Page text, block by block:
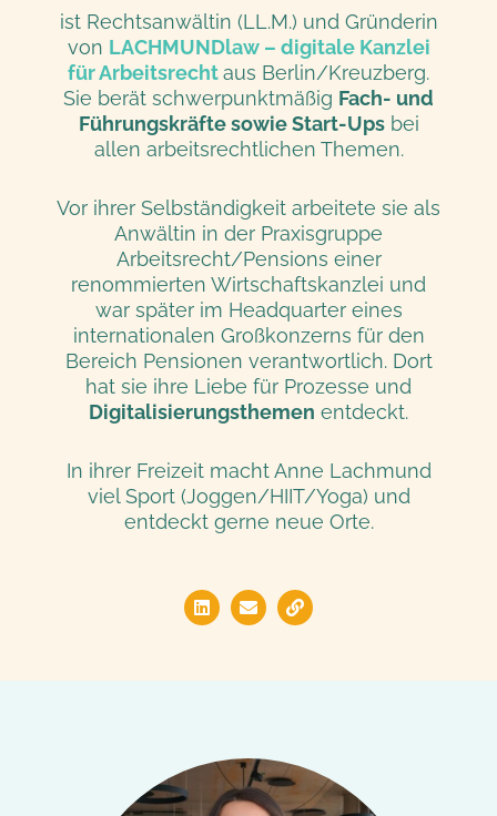
ist Rechtsanwältin (LL.M.) und Gründerin
von LACHMUNDlaw – digitale Kanzlei
für Arbeitsrechtaus Berlin/Kreuzberg.
Sie berät schwerpunktmäßig Fach- und
Führungskräfte sowie Start-Upsbei
allen arbeitsrechtlichen Themen.
Vor ihrer Selbständigkeit arbeitete sie als
Anwältin in der Praxisgruppe
Arbeitsrecht/Pensions einer
renommierten Wirtschaftskanzlei und
war später im Headquarter eines
internationalen Großkonzerns für den
Bereich Pensionen verantwortlich. Dort
hat sie ihre Liebe für Prozesse und
Digitalisierungsthemen entdeckt.
In ihrer Freizeit macht Anne Lachmund
viel Sport (Joggen/HIIT/Yoga) und
entdeckt gerne neue Orte.